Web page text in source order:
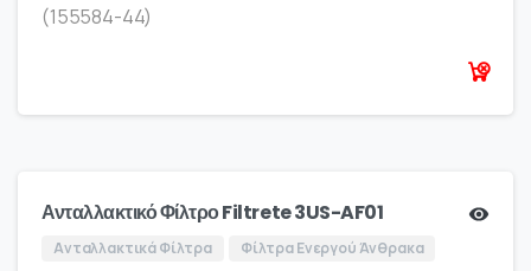
Ανταλλακτικό Φίλτρο Filtrete 3US-AF01
Ανταλλακτικά Φίλτρα Φίλτρα Ενεργού Άνθρακα